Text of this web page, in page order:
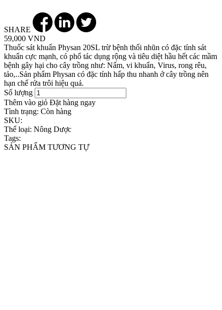
SHARE
59,000 VND
Thuốc sát khuẩn Physan 20SL trừ bệnh thối nhũn có đặc tính sát
khuẩn cực mạnh, có phổ tác dụng rộng và tiêu diệt hầu hết các mầm
bệnh gây hại cho cây trồng như: Nấm, vi khuẩn, Virus, rong rêu,
tảo,..Sản phẩm Physan có đặc tính hấp thu nhanh ở cây trồng nên
hạn chế rửa trôi hiệu quả.
Số lượng
Thêm vào giỏ Đặt hàng ngay
Tình trạng: Còn hàng
SKU:
Thể loại: Nông Dược
Tags:
SẢN PHẨM TƯƠNG TỰ